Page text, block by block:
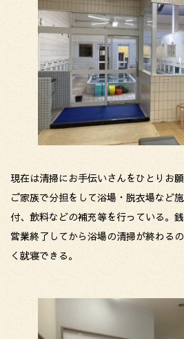
現在は清掃にお手伝いさんをひとりお
ご家族で分担をして浴場・脱衣場など
付、飲料などの補充等を行っている。
営業終了してから浴場の清掃が終わる
く就寝できる。